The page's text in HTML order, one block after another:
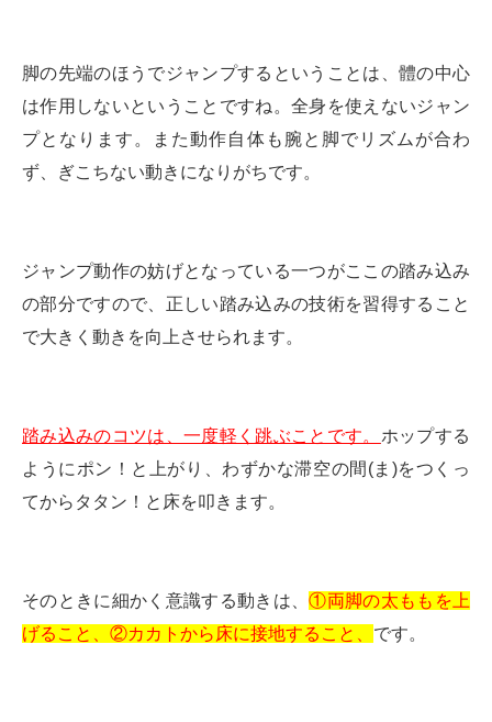
脚の先端のほうでジャンプするということは、體の中心
は作用しないということですね。全身を使えないジャン
プとなります。また動作自体も腕と脚でリズムが合わ
ず、ぎこちない動きになりがちです。
ジャンプ動作の妨げとなっている一つがここの踏み込み
の部分ですので、正しい踏み込みの技術を習得すること
で大きく動きを向上させられます。
踏み込みのコツは、一度軽く跳ぶことです。 ホップする
ようにポン！と上がり、わずかな滞空の間(ま)をつくっ
てからタタン！と床を叩きます。
そのときに細かく意識する動きは、①両脚の太ももを上
げること、②カカトから床に接地すること、 です。